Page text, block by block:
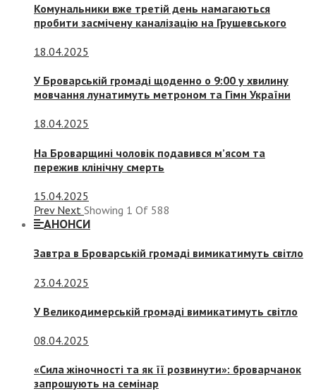
Комунальники вже третій день намагаються
пробити засмічену каналізацію на Грушевського
18.04.2025
У Броварській громаді щоденно о 9:00 у хвилину
мовчання лунатимуть метроном та Гімн України
18.04.2025
На Броварщині чоловік подавився м’ясом та
пережив клінічну смерть
15.04.2025
Prev Next Showing 1 Of 588
АНОНСИ
Завтра в Броварській громаді вимикатимуть світло
23.04.2025
У Великодимерській громаді вимикатимуть світло
08.04.2025
«Сила жіночності та як її розвинути»: броварчанок
запрошують на семінар